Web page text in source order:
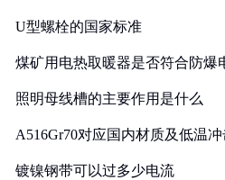
U型螺栓的国家标准
煤矿用电热取暖器是否符合防爆
照明母线槽的主要作用是什么
A516Gr70对应国内材质及低温
镀镍钢带可以过多少电流